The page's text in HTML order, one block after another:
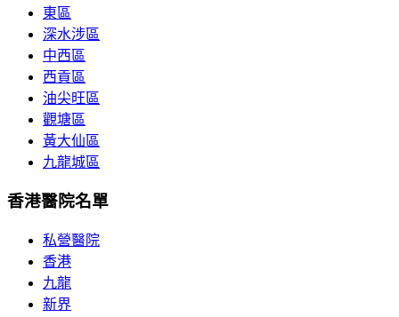
東區
深水涉區
中西區
西貢區
油尖旺區
觀塘區
黃大仙區
九龍城區
香港醫院名單
私營醫院
香港
九龍
新界